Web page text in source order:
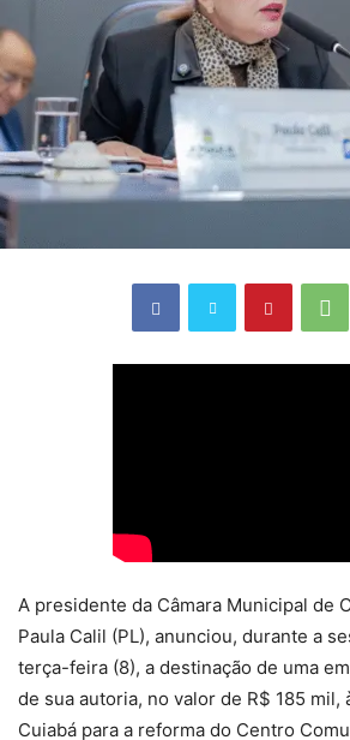
A presidente da Câmara Municipal de
Paula Calil (PL), anunciou, durante a
terça-feira (8), a destinação de uma
de sua autoria, no valor de R$ 185 mil,
Cuiabá para a reforma do Centro